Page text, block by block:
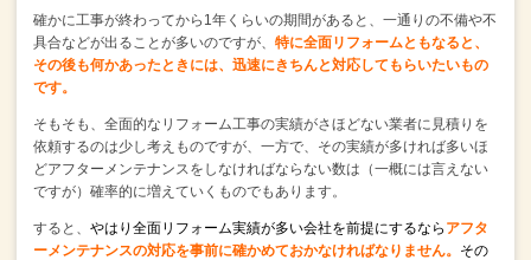
確かに工事が終わってから1年くらいの期間があると、 一通りの不備や不
具合などが出ることが多いのですが、 特に全面リフォームともなると、
その後も何かあったときには、 迅速にきちんと対応してもらいたいもの
です。
そもそも、全面的なリフォーム工事の実績がさほどない業者に見積りを
依頼するのは少し考えものですが、 一方で、その実績が多ければ多いほ
どアフターメンテナンスをしなければならない数は （一概には言えない
ですが）確率的に増えていくものでもあります。
すると、 やはり全面リフォーム実績が多い会社を前提にするなら アフタ
ーメンテナンスの対応を事前に確かめておかなければなりません。 その